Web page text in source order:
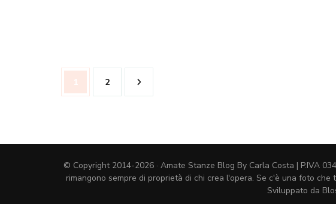
Paginazione
degli
Pagina
1 Pagina
2
© Copyright 2014-2026 · Amate Stanze Blog By Carla Costa | P.IVA
rimangono sempre di proprietà di chi crea l'opera. Se c'è una foto
Sviluppato da